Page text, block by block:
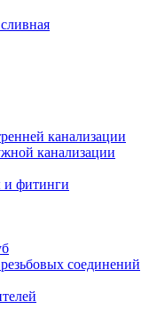
канализации
канализации
и фитинги
соединений